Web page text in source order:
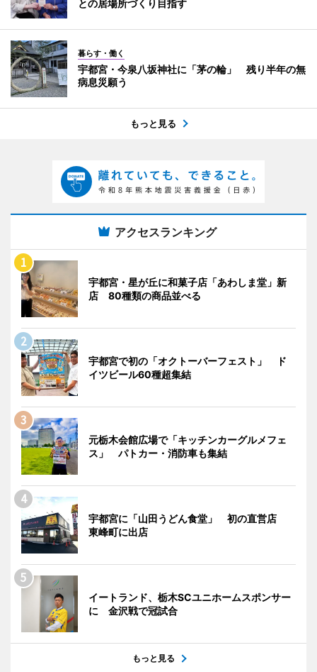
との居場所づくり目指す
暮らす・働く
宇都宮・今泉八坂神社に「茅の輪」 残り半年の無
病息災願う
もっと見る
アクセスランキング
宇都宮・星が丘に和菓子店「あわしま堂」新
店 80種類の商品並べる
宇都宮で初の「オクトーバーフェスト」 ド
イツビール60種超集結
元栃木会館広場で「キッチンカーグルメフェ
ス」 パトカー・消防車も集結
宇都宮に「山田うどん食堂」 初の直営店
東峰町に出店
イートランド、栃木SCユニホームスポンサー
に 金沢戦で冠試合
もっと見る